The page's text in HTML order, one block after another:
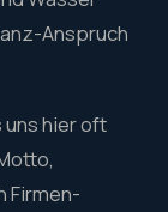
Anspruch
uns hier oft
Firmen-